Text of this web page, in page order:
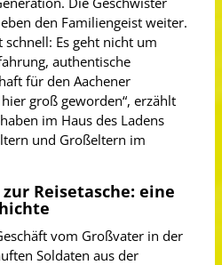
den Familiengeist weiter.
Es geht nicht um
authentische
für den Aachener
groß geworden“, erzählt
im Haus des Ladens
und Großeltern im
Reisetasche: eine
vom Großvater in der
Soldaten aus der